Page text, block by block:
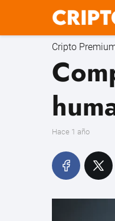
Cripto
hace 1 año